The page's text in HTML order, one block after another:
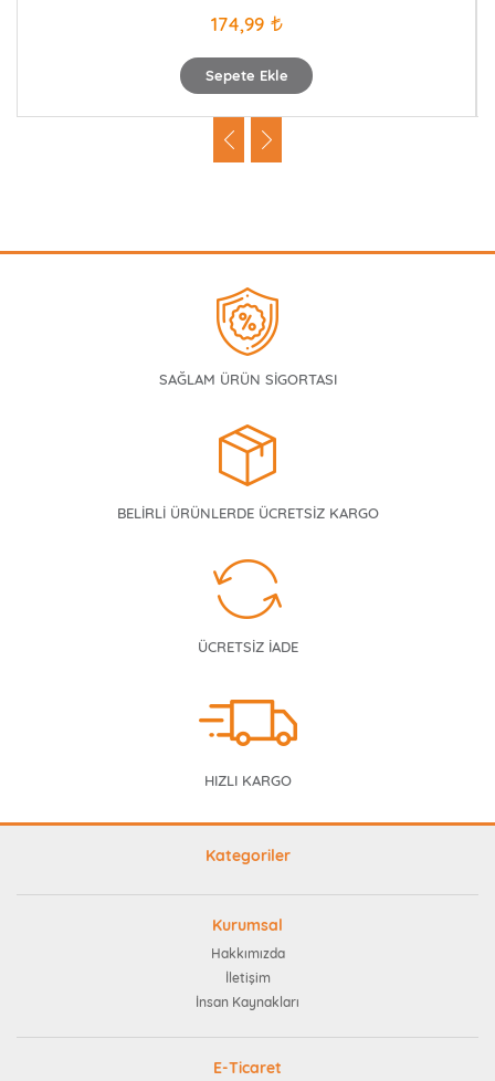
Sepete Ekle
174,99
SAĞLAM ÜRÜN SİGORTASI
BELİRLİ ÜRÜNLERDE ÜCRETSİZ KARGO
ÜCRETSİZ İADE
HIZLI KARGO
Kategoriler
Kurumsal
Hakkımızda
İletişim
İnsan Kaynakları
E-Ticaret